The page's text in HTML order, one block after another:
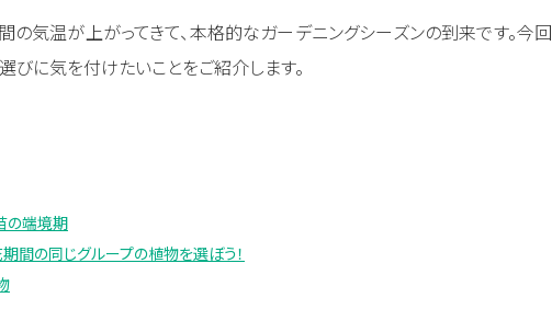
の気温が上がってきて、本格的なガーデニングシーズンの到来です。今回
に気を付けたいことをご紹介します。
の端境期
間の同じグループの植物を選ぼう！